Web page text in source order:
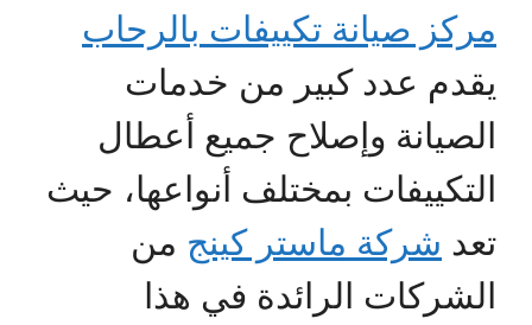
مركز صيانة تكييفات بالرحاب
يقدم عدد كبير من خدمات
الصيانة وإصلاح جميع أعطال
التكييفات بمختلف أنواعها، حيث
تعد شركة ماستر كينج من
الشركات الرائدة في هذا